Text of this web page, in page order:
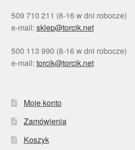
509 710 211 (8-16 w dni robocze)
e-mail: sklep@torcik.net
500 113 990 (8-16 w dni robocze)
e-mail: torcik@torcik.net
Moje konto
Zamówienia
Koszyk